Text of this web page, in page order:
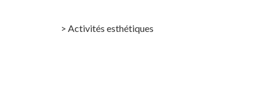
> Activités esthétiques